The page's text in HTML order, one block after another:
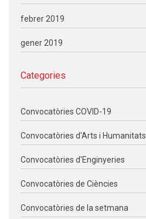
febrer 2019
gener 2019
Categories
Convocatòries COVID-19
Convocatòries d'Arts i Humanitats
Convocatòries d'Enginyeries
Convocatòries de Ciències
Convocatòries de la setmana